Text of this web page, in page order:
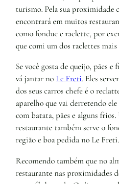
turismo. Pela sua proximidade
encontrará em muitos
como fondue e raclette, por
que comi um dos raclettes mais
Se você gosta de queijo, pães e
vá jantar no Le Freti. Eles
dos seus carros chefe é o
aparelho que vai derretendo
com batata, pães e alguns
restaurante também serve o
região e boa pedida no Le Freti.
Recomendo também que no
restaurante nas proximidades